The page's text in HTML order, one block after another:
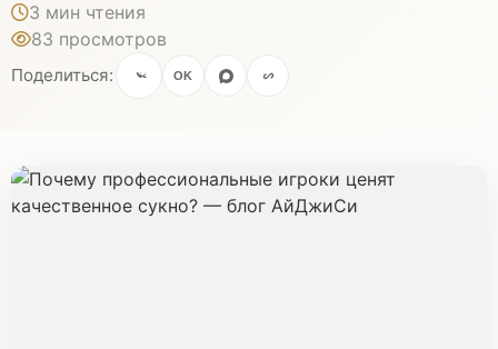
3 мин чтения
83 просмотров
Поделиться: OK